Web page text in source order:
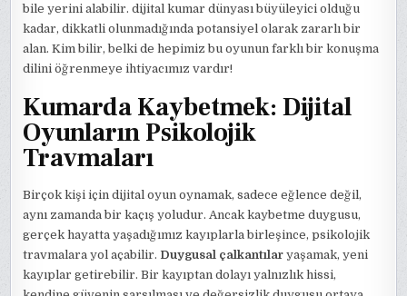
bile yerini alabilir. dijital kumar dünyası büyüleyici olduğu
kadar, dikkatli olunmadığında potansiyel olarak zararlı bir
alan. Kim bilir, belki de hepimiz bu oyunun farklı bir konuşma
dilini öğrenmeye ihtiyacımız vardır!
Kumarda Kaybetmek: Dijital
Oyunların Psikolojik
Travmaları
Birçok kişi için dijital oyun oynamak, sadece eğlence değil,
aynı zamanda bir kaçış yoludur. Ancak kaybetme duygusu,
gerçek hayatta yaşadığımız kayıplarla birleşince, psikolojik
travmalara yol açabilir. Duygusal çalkantılar yaşamak, yeni
kayıplar getirebilir. Bir kayıptan dolayı yalnızlık hissi,